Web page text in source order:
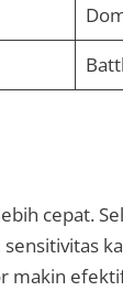
cepat.
makin